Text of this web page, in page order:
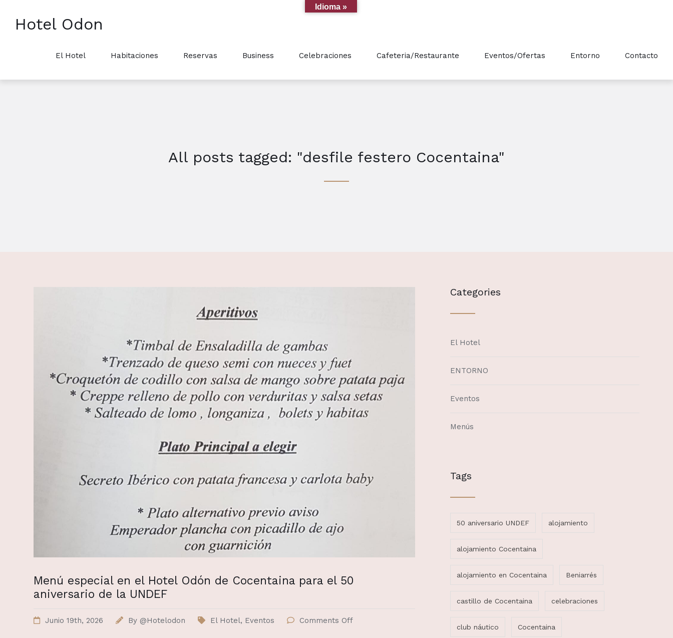
Hotel Odon
El Hotel Habitaciones Reservas Business Celebraciones Cafeteria/Restaurante Eventos/Ofertas Entorno Contacto
All posts tagged: "desfile festero Cocentaina"
Menú especial en el Hotel Odón de Cocentaina para el 50
aniversario de la UNDEF
Junio 19th, 2026 By @Hotelodon El Hotel, Eventos Comments Off
Categories
El Hotel
ENTORNO
Eventos
Menús
Tags
50 aniversario UNDEF alojamiento
alojamiento Cocentaina
alojamiento en Cocentaina Beniarrés
castillo de Cocentaina celebraciones
club náutico Cocentaina
Idioma »